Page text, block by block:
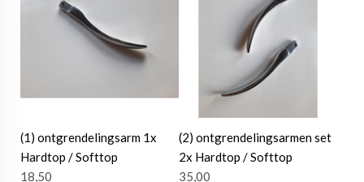
(1) ontgrendelingsarm 1x
Hardtop / Softtop
18,50
(2) ontgrendelingsarmen set
2x Hardtop / Softtop
35,00